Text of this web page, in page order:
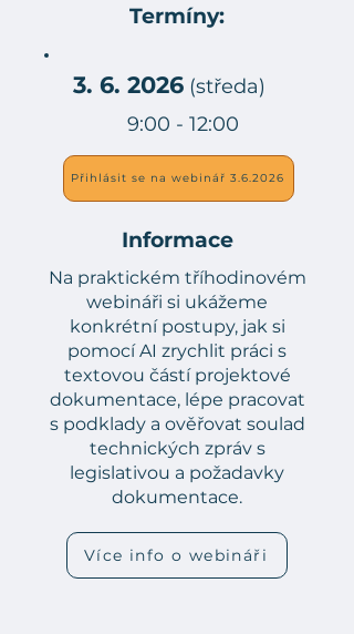
Termíny:
3. 6. 2026 (středa)
9:00 - 12:00
Přihlásit se na webinář 3.6.2026
Informace
Na praktickém tříhodinovém
webináři si ukážeme
konkrétní postupy, jak si
pomocí AI zrychlit práci s
textovou částí projektové
dokumentace, lépe pracovat
s podklady a ověřovat soulad
technických zpráv s
legislativou a požadavky
dokumentace.
Více info o webináři